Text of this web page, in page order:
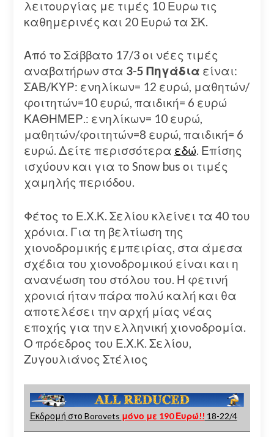
λειτουργίας με τιμές 10 Ευρω τις
καθημερινές και 20 Ευρώ τα ΣΚ.
Από το Σάββατο 17/3 οι νέες τιμές
αναβατήρων στα 3-5 Πηγάδια είναι:
ΣΑΒ/ΚΥΡ: ενηλίκων= 12 ευρώ, μαθητών/
φοιτητών=10 ευρώ, παιδική= 6 ευρώ
ΚΑΘΗΜΕΡ.: ενηλίκων= 10 ευρώ,
μαθητών/φοιτητών=8 ευρώ, παιδική= 6
ευρώ. Δείτε περισσότερα εδώ. Επίσης
ισχύουν και για το Snow bus οι τιμές
χαμηλής περιόδου.
Φέτος το Ε.Χ.Κ. Σελίου κλείνει τα 40 του
χρόνια. Για τη βελτίωση της
χιονοδρομικής εμπειρίας, στα άμεσα
σχέδια του χιονοδρομικού είναι και η
ανανέωση του στόλου του. Η φετινή
χρονιά ήταν πάρα πολύ καλή και θα
αποτελέσει την αρχή μίας νέας
εποχής για την ελληνική χιονοδρομία.
Ο πρόεδρος του Ε.Χ.Κ. Σελίου,
Ζυγουλιάνος Στέλιος
Εκδρομή στο Borovets μόνο με 190 Ευρώ!! 18-22/4